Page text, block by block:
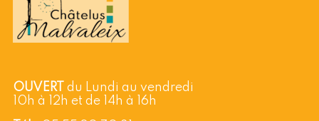
OUVERT
du Lundi au vendredi
10h à 12h et de 14h à 16h